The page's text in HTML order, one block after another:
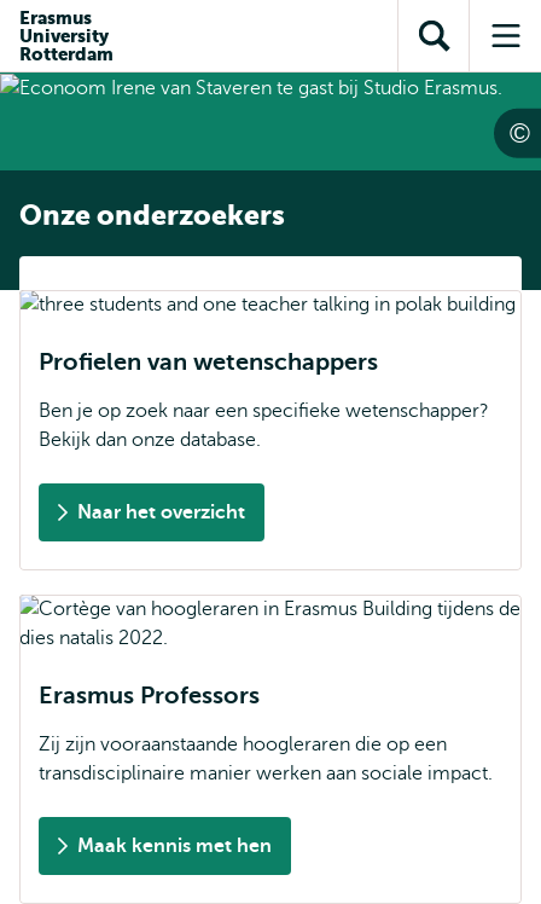
inhoud
gaan
gaan
Direct naar
subnavigatie
Erasmus
University
Rotterdam
Toon
zoekveld
Onze onderzoekers
Profielen van wetenschappers
Ben je op zoek naar een specifieke wetenschapper?
Bekijk dan onze database.
Naar het overzicht
Erasmus Professors
Zij zijn vooraanstaande hoogleraren die op een
transdisciplinaire manier werken aan sociale impact.
Maak kennis met hen